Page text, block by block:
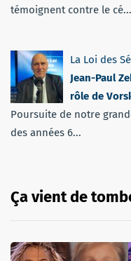
témoignent contre le cé...
La Loi des
Jean-Paul
rôle de
Poursuite de notre
des années 6...
Ça vient de